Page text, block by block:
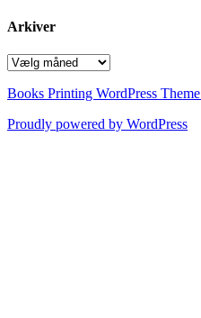
Arkiver
Arkiver
Books Printing WordPress Theme
Proudly powered by WordPress